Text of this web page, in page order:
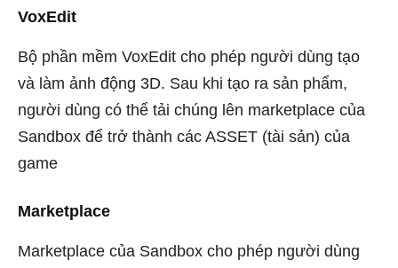
VoxEdit
Bộ phần mềm VoxEdit cho phép người dùng tạo
và làm ảnh động 3D. Sau khi tạo ra sản phẩm,
người dùng có thể tải chúng lên marketplace của
Sandbox để trở thành các ASSET (tài sản) của
game
Marketplace
Marketplace của Sandbox cho phép người dùng